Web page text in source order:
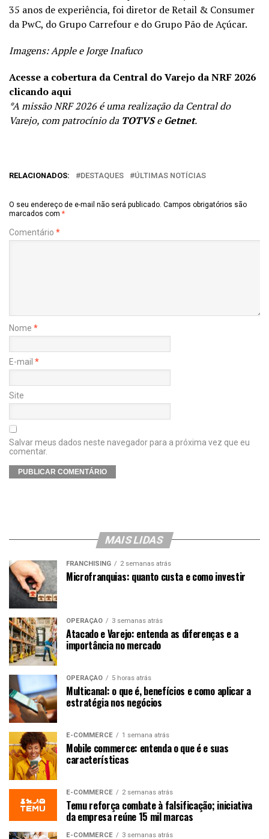
35 anos de experiência, foi diretor de Retail & Consumer
da PwC, do Grupo Carrefour e do Grupo Pão de Açúcar.
Imagens: Apple e Jorge Inafuco
Acesse a cobertura da Central do Varejo da NRF 2026
clicando aqui
*A missão NRF 2026 é uma realização da Central do
Varejo, com patrocínio da TOTVSeGetnet.
RELACIONADOS: DESTAQUES ÚLTIMAS NOTÍCIAS
O seu endereço de e-mail não será publicado. Campos obrigatórios são
marcados com *
Comentário *
Nome *
E-mail *
Site
Salvar meus dados neste navegador para a próxima vez que eu
comentar.
MAIS LIDAS
FRANCHISING 2 semanas atrás
Microfranquias: quanto custa e como investir
OPERAÇÃO 3 semanas atrás
Atacado e Varejo: entenda as diferenças e a
importância no mercado
OPERAÇÃO 5 horas atrás
Multicanal: o que é, benefícios e como aplicar a
estratégia nos negócios
E-COMMERCE 1 semana atrás
Mobile commerce: entenda o que é e suas
características
E-COMMERCE 2 semanas atrás
Temu reforça combate à falsificação; iniciativa
da empresa reúne 15 mil marcas
E-COMMERCE 3 semanas atrás